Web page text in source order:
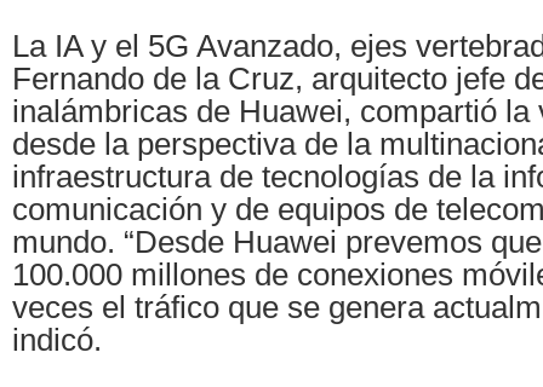
La IA y el 5G Avanzado, ejes
Fernando de la Cruz, arquitecto jefe
inalámbricas de Huawei, compartió la
desde la perspectiva de la
infraestructura de tecnologías de la
comunicación y de equipos de
mundo. “Desde Huawei prevemos
100.000 millones de conexiones
veces el tráfico que se genera
indicó.